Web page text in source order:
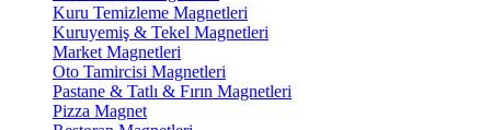
Kuru Temizleme Magnetleri
Kuruyemiş & Tekel Magnetleri
Market Magnetleri
Oto Tamircisi Magnetleri
Pastane & Tatlı & Fırın Magnetleri
Pizza Magnet